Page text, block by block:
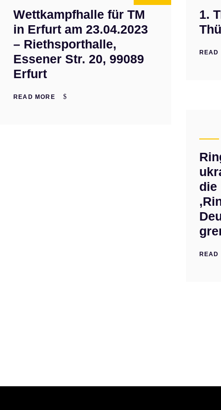
Wettkampfhalle für TM
in Erfurt am 23.04.2023
– Riethsporthalle,
Essener Str. 20, 99089
Erfurt
READ MORE
1.
READ
die
READ